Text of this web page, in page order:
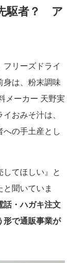
駆者？ ア
リーズドライ
身は、粉末調味
メーカー 天野実
おみそ汁は、
の手土産とし
してほしい』と
聞いていま
話・ハガキ注文
形で通販事業が